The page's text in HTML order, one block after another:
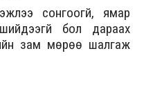
сонгоогүй, ямар
бол дараах
зам мөрөө шалгаж